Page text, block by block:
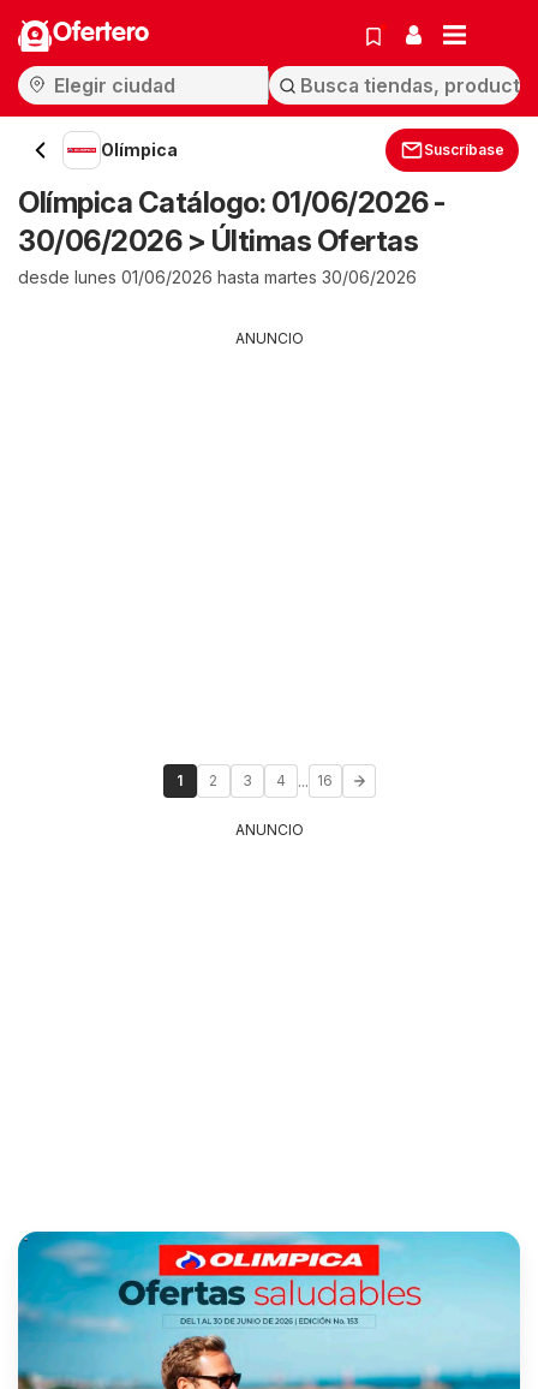
Ofertero
Olímpica Suscríbase
Olímpica Catálogo: 01/06/2026 -
30/06/2026 > Últimas Ofertas
desde lunes 01/06/2026 hasta martes 30/06/2026
ANUNCIO
1 2 3 4 ... 16
ANUNCIO